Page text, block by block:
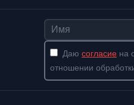
Имя
Даю согласие на
отношении